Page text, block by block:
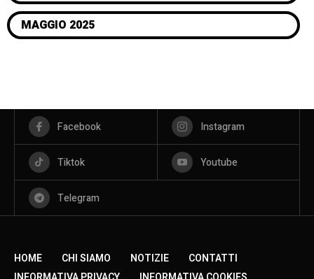
MAGGIO 2025
Facebook Instagram
Tiktok Youtube
Telegram
HOME CHI SIAMO NOTIZIE
CONTATTI